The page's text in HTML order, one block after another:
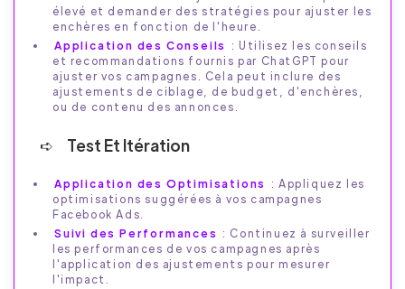
élevé et demander des stratégies pour ajuster les
enchères en fonction de l'heure.
Application des Conseils
: Utilisez les conseils
et recommandations fournis par ChatGPT pour
ajuster vos campagnes. Cela peut inclure des
ajustements de ciblage, de budget, d'enchères,
ou de contenu des annonces.
Test Et Itération
Application des Optimisations
: Appliquez les
optimisations suggérées à vos campagnes
Facebook Ads.
Suivi des Performances : Continuez à surveiller
les performances de vos campagnes après
l'application des ajustements pour mesurer
l'impact.